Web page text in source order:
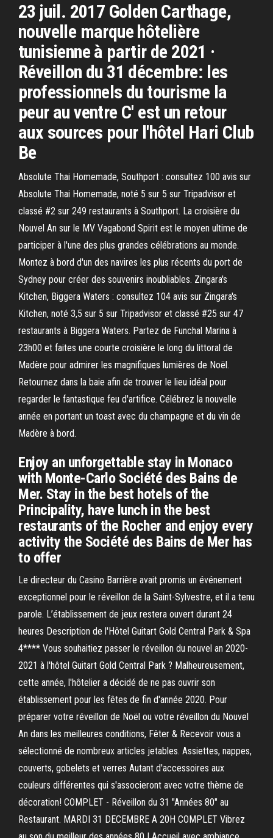
23 juil. 2017 Golden Carthage,
nouvelle marque hôtelière
tunisienne à partir de 2021 ·
Réveillon du 31 décembre: les
professionnels du tourisme la
peur au ventre C' est un retour
aux sources pour l'hôtel Hari Club
Be
Absolute Thai Homemade, Southport : consultez 100 avis sur
Absolute Thai Homemade, noté 5 sur 5 sur Tripadvisor et
classé #2 sur 249 restaurants à Southport. La croisière du
Nouvel An sur le MV Vagabond Spirit est le moyen ultime de
participer à l'une des plus grandes célébrations au monde.
Montez à bord d'un des navires les plus récents du port de
Sydney pour créer des souvenirs inoubliables. Zingara's
Kitchen, Biggera Waters : consultez 104 avis sur Zingara's
Kitchen, noté 3,5 sur 5 sur Tripadvisor et classé #25 sur 47
restaurants à Biggera Waters. Partez de Funchal Marina à
23h00 et faites une courte croisière le long du littoral de
Madère pour admirer les magnifiques lumières de Noël.
Retournez dans la baie afin de trouver le lieu idéal pour
regarder le fantastique feu d'artifice. Célébrez la nouvelle
année en portant un toast avec du champagne et du vin de
Madère à bord.
Enjoy an unforgettable stay in Monaco
with Monte-Carlo Société des Bains de
Mer. Stay in the best hotels of the
Principality, have lunch in the best
restaurants of the Rocher and enjoy every
activity the Société des Bains de Mer has
to offer
Le directeur du Casino Barrière avait promis un événement
exceptionnel pour le réveillon de la Saint-Sylvestre, et il a tenu
parole. L’établissement de jeux restera ouvert durant 24
heures Description de l'Hôtel Guitart Gold Central Park & Spa
4**** Vous souhaitiez passer le réveillon du nouvel an 2020-
2021 à l'hôtel Guitart Gold Central Park ? Malheureusement,
cette année, l'hôtelier a décidé de ne pas ouvrir son
établissement pour les fêtes de fin d'année 2020. Pour
préparer votre réveillon de Noël ou votre réveillon du Nouvel
An dans les meilleures conditions, Fêter & Recevoir vous a
sélectionné de nombreux articles jetables. Assiettes, nappes,
couverts, gobelets et verres Autant d'accessoires aux
couleurs différentes qui s'associeront avec votre thème de
décoration! COMPLET - Réveillon du 31 "Années 80" au
Restaurant. MARDI 31 DECEMBRE A 20H COMPLET Vibrez